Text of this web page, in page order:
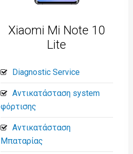
Xiaomi Mi Note 10
Lite
Diagnostic Service
Αντικατάσταση system
φόρτισης
Αντικατάσταση
Μπαταρίας